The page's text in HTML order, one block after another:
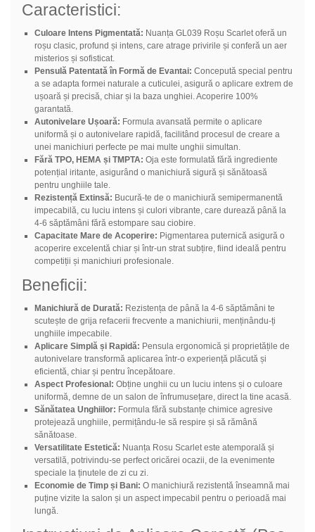
Caracteristici:
Culoare Intens Pigmentată: Nuanța GL039 Roșu Scarlet oferă un
roșu clasic, profund și intens, care atrage privirile și conferă un aer
misterios și sofisticat.
Pensulă Patentată în Formă de Evantai: Concepută special pentru
a se adapta formei naturale a cuticulei, asigură o aplicare extrem de
ușoară și precisă, chiar și la baza unghiei. Acoperire 100%
garantată.
Autonivelare Ușoară: Formula avansată permite o aplicare
uniformă și o autonivelare rapidă, facilitând procesul de creare a
unei manichiuri perfecte pe mai multe unghii simultan.
Fără TPO, HEMA și TMPTA: Oja este formulată fără ingrediente
potențial iritante, asigurând o manichiură sigură și sănătoasă
pentru unghiile tale.
Rezistență Extinsă: Bucură-te de o manichiură semipermanentă
impecabilă, cu luciu intens și culori vibrante, care durează până la
4-6 săptămâni fără estompare sau ciobire.
Capacitate Mare de Acoperire: Pigmentarea puternică asigură o
acoperire excelentă chiar și într-un strat subțire, fiind ideală pentru
competiții și manichiuri profesionale.
Beneficii:
Manichiură de Durată: Rezistența de până la 4-6 săptămâni te
scutește de grija refacerii frecvente a manichiurii, menținându-ți
unghiile impecabile.
Aplicare Simplă și Rapidă: Pensula ergonomică și proprietățile de
autonivelare transformă aplicarea într-o experiență plăcută și
eficientă, chiar și pentru începătoare.
Aspect Profesional: Obține unghii cu un luciu intens și o culoare
uniformă, demne de un salon de înfrumusețare, direct la tine acasă.
Sănătatea Unghiilor: Formula fără substanțe chimice agresive
protejează unghiile, permițându-le să respire și să rămână
sănătoase.
Versatilitate Estetică: Nuanța Rosu Scarlet este atemporală și
versatilă, potrivindu-se perfect oricărei ocazii, de la evenimente
speciale la ținutele de zi cu zi.
Economie de Timp și Bani: O manichiură rezistentă înseamnă mai
puține vizite la salon și un aspect impecabil pentru o perioadă mai
lungă.